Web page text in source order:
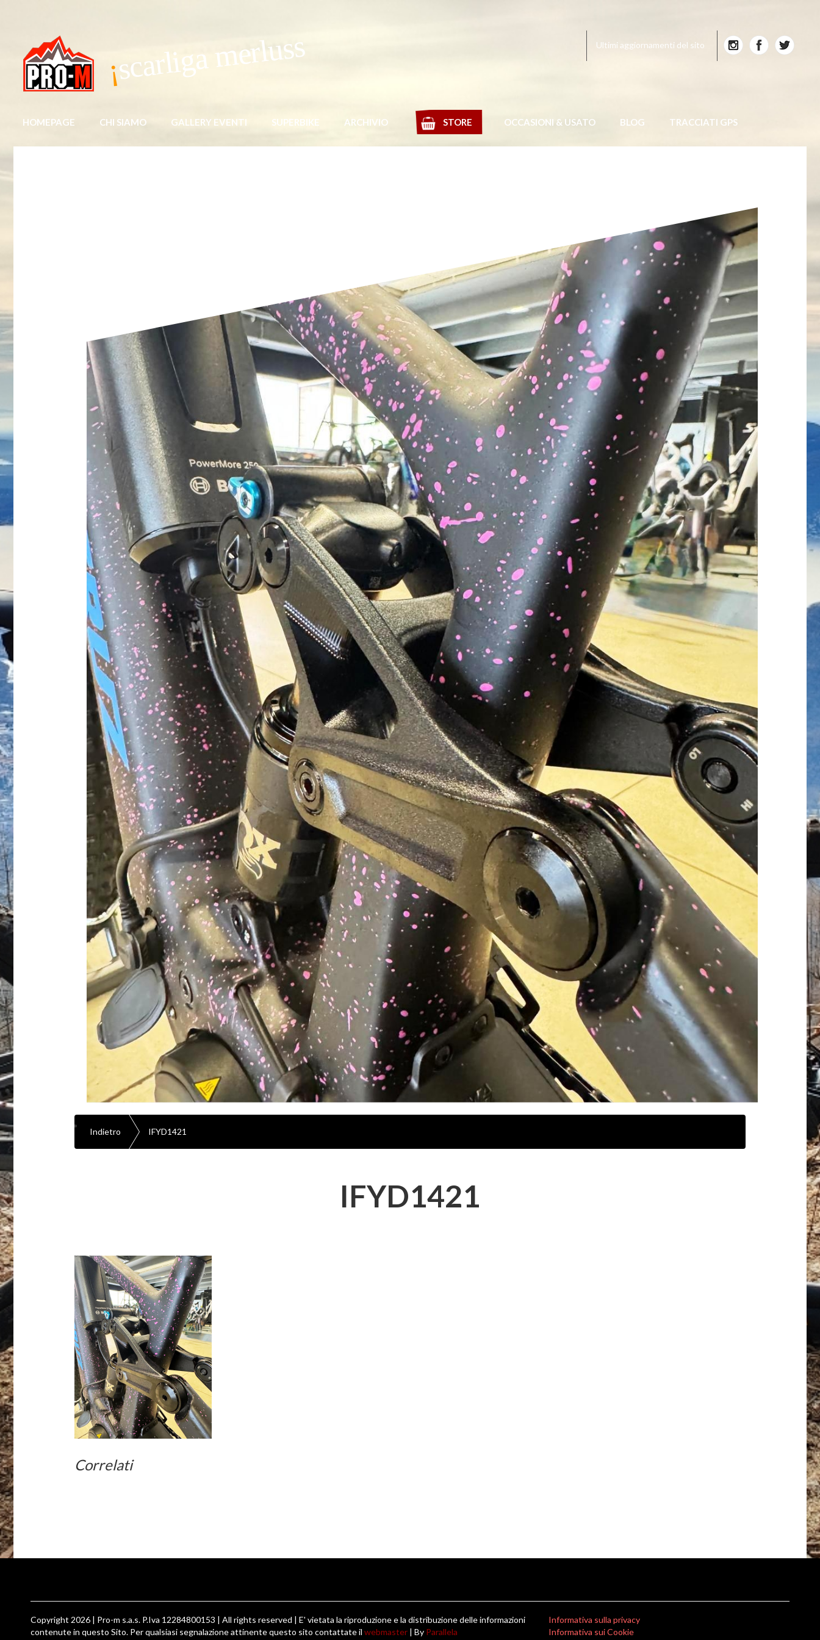
scarliga merluss Ultimi aggiornamenti del sito
HOMEPAGE CHI SIAMO GALLERY EVENTI SUPERBIKE ARCHIVIO STORE OCCASIONI & USATO BLOG TRACCIATI GPS
Indietro IFYD1421
IFYD1421
Correlati
Copyright 2026 | Pro-m s.a.s. P.Iva 12284800153 | All rights reserved | E' vietata la riproduzione e la distribuzione delle informazioni
contenute in questo Sito. Per qualsiasi segnalazione attinente questo sito contattate il webmaster | By Parallela
Informativa sulla privacy
Informativa sui Cookie